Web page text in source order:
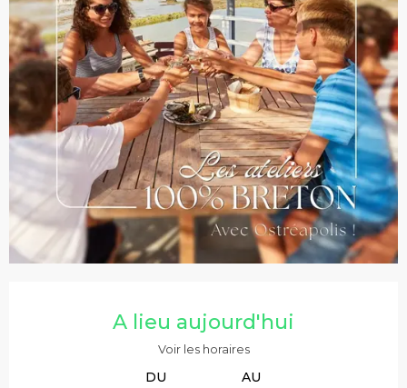
A lieu aujourd'hui
Voir les horaires
DU AU